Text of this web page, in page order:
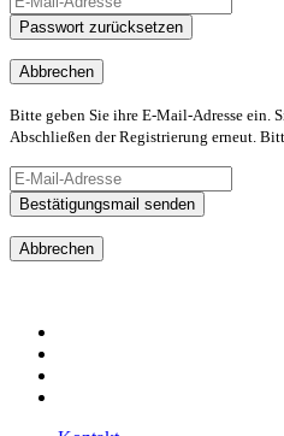
Passwort zurücksetzen
Abbrechen
Bitte geben Sie ihre E-Mail-Adresse ein.
Abschließen der Registrierung erneut.
Bestätigungsmail senden
Abbrechen